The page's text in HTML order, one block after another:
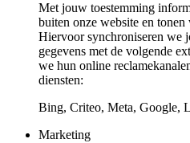
Met jouw toestemming
buiten onze website en
Hiervoor synchroniseren we
gegevens met de volgende
we hun online
diensten:
Bing, Criteo, Meta, Google,
Marketing